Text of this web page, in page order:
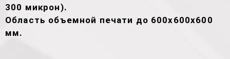
300 микрон).
Область объемной печати до 600х600х600
мм.